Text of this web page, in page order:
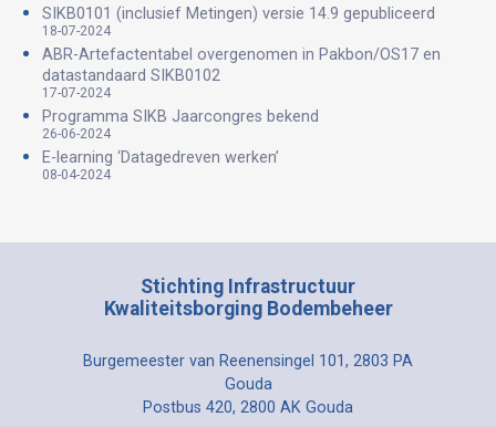
SIKB0101 (inclusief Metingen) versie 14.9 gepubliceerd
18-07-2024
ABR-Artefactentabel overgenomen in Pakbon/OS17 en
datastandaard SIKB0102
17-07-2024
Programma SIKB Jaarcongres bekend
26-06-2024
E-learning ‘Datagedreven werken’
08-04-2024
Stichting Infrastructuur
Kwaliteitsborging Bodembeheer
Burgemeester van Reenensingel 101, 2803 PA
Gouda
Postbus 420, 2800 AK Gouda